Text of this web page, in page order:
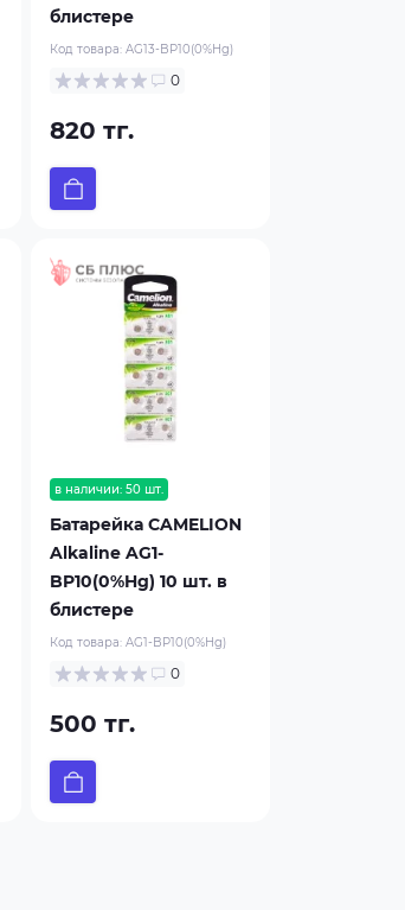
блистере
Код товара:AG13-BP10(0%Hg)
0
820 тг.
в наличии: 50 шт.
Батарейка CAMELION
Alkaline AG1-
BP10(0%Hg) 10 шт. в
блистере
Код товара:AG1-BP10(0%Hg)
0
500 тг.